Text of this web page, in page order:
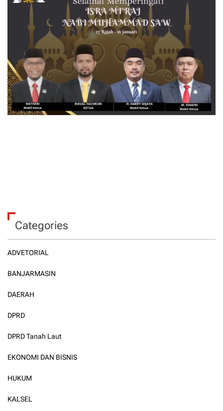
Categories
ADVETORIAL
BANJARMASIN
DAERAH
DPRD
DPRD Tanah Laut
EKONOMI DAN BISNIS
HUKUM
KALSEL